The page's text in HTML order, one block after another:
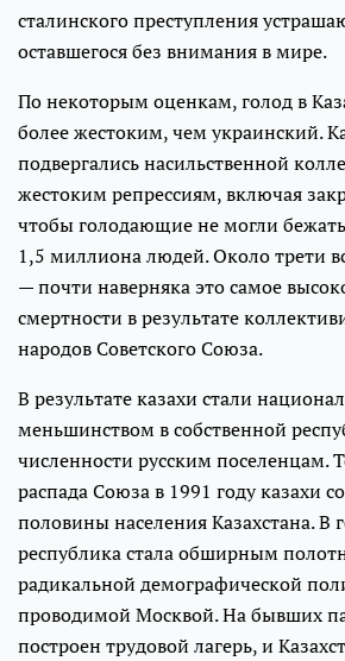
сталинского преступления
оставшегося без внимания в мире.
По некоторым оценкам, голод в
более жестоким, чем украинский.
подвергались насильственной
жестоким репрессиям, включая
чтобы голодающие не могли
1,5 миллиона людей. Около трети
— почти наверняка это самое
смертности в результате
народов Советского Союза.
В результате казахи стали
меньшинством в собственной
численности русским поселенцам.
распада Союза в 1991 году казахи
половины населения Казахстана. В
республика стала обширным
радикальной демографической
проводимой Москвой. На бывших
построен трудовой лагерь, и